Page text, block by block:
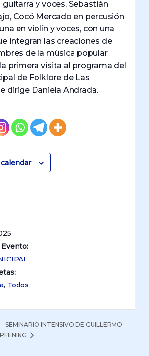
guitarra y voces, Sebastián
Cocó Mercado en percusión
en violín y voces, con una
integran las creaciones de
de la música popular
primera visita al programa del
de Folklore de Las
dirige Daniela Andrada.
, Todos
SEMINARIO INTENSIVO DE GUILLERMO
PFENING